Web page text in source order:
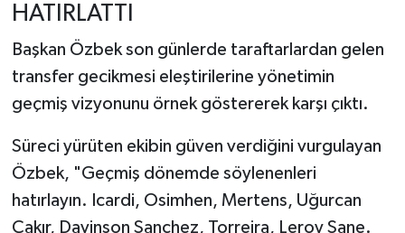
HATIRLATTI
Başkan Özbek son günlerde taraftarlardan gelen
transfer gecikmesi eleştirilerine yönetimin
geçmiş vizyonunu örnek göstererek karşı çıktı.
Süreci yürüten ekibin güven verdiğini vurgulayan
Özbek, "Geçmiş dönemde söylenenleri
hatırlayın. Icardi, Osimhen, Mertens, Uğurcan
Çakır, Davinson Sanchez, Torreira, Leroy Sane.